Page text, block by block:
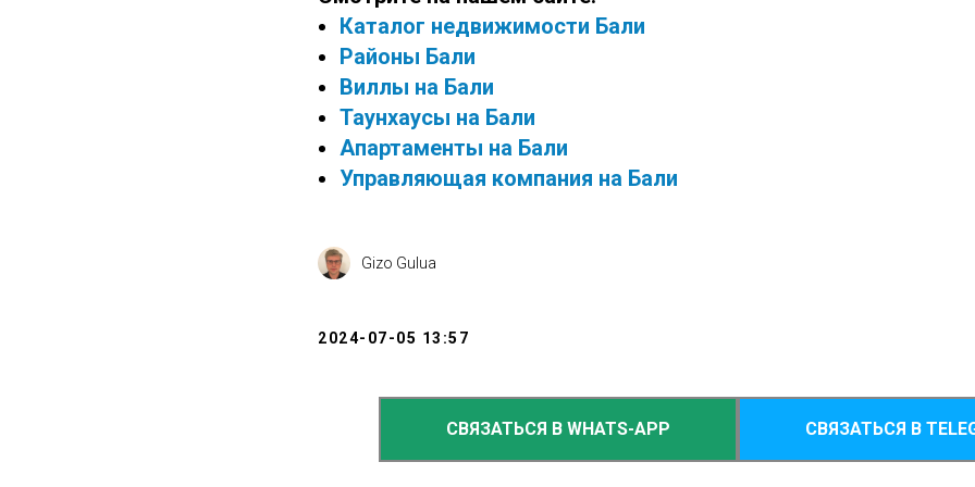
Каталог недвижимости Бали
Районы Бали
Виллы на Бали
Таунхаусы на Бали
Апартаменты на Бали
Управляющая компания на Бали
Gizo Gulua
2024-07-05 13:57
СВЯЗАТЬСЯ В WHATS-APP СВЯЗАТЬСЯ В